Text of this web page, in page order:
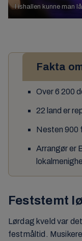
I ishallen kunne man
Fakta
Over 6 200
22 land er
Nesten 900
Arrangør er
Feststemt
Lørdag kveld var
festmåltid.